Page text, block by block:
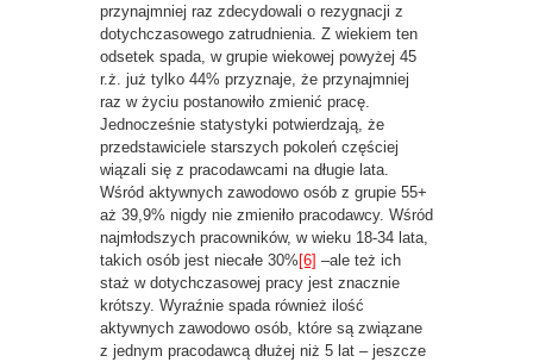
przynajmniej raz zdecydowali o rezygnacji z
dotychczasowego zatrudnienia. Z wiekiem ten
odsetek spada, w grupie wiekowej powyżej 45
r.ż. już tylko 44% przyznaje, że przynajmniej
raz w życiu postanowiło zmienić pracę.
Jednocześnie statystyki potwierdzają, że
przedstawiciele starszych pokoleń częściej
wiązali się z pracodawcami na długie lata.
Wśród aktywnych zawodowo osób z grupie 55+
aż 39,9% nigdy nie zmieniło pracodawcy. Wśród
najmłodszych pracowników, w wieku 18-34 lata,
takich osób jest niecałe 30% [6] –ale też ich
staż w dotychczasowej pracy jest znacznie
krótszy. Wyraźnie spada również ilość
aktywnych zawodowo osób, które są związane
z jednym pracodawcą dłużej niż 5 lat – jeszcze